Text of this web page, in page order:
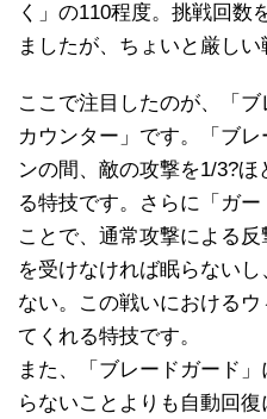
く」の110程度。挑戦回数
ましたが、ちょいと厳しい
ここで注目したのが、「
カウンター」です。「ブ
ンの間、敵の攻撃を1/3?
る特技です。さらに「ガ
ことで、通常攻撃による
を受けなければ眠らない
ない。この戦いにおける
てくれる特技です。
また、「ブレードガード
らないことよりも自動回